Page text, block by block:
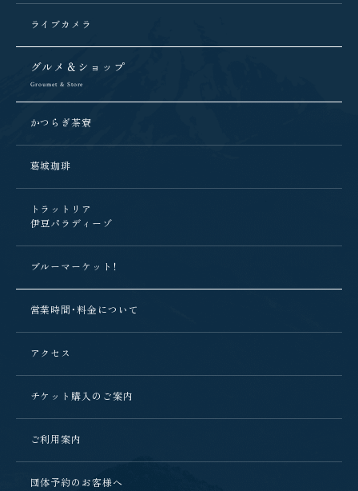
ライブカメラ
グルメ＆ショップ
Groumet & Store
かつらぎ茶寮
葛城珈琲
トラットリア
伊豆パラディーゾ
ブルーマーケット！
営業時間・料金について
アクセス
チケット購入のご案内
ご利用案内
団体予約のお客様へ